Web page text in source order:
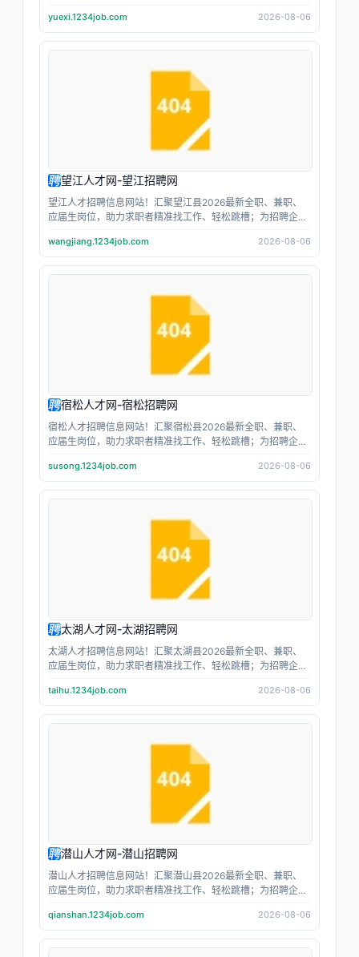
才，上主角跳动；让每个人都成为职场主角。
yuexi.1234job.com 2026-08-06
望江人才网-望江招聘网
望江人才招聘信息网站！汇聚望江县2026最新全职、兼职、
应届生岗位，助力求职者精准找工作、轻松跳槽；为招聘企业
才，上主角跳动；让每个人都成为职场主角。
wangjiang.1234job.com 2026-08-06
宿松人才网-宿松招聘网
宿松人才招聘信息网站！汇聚宿松县2026最新全职、兼职、
应届生岗位，助力求职者精准找工作、轻松跳槽；为招聘企业
才，上主角跳动；让每个人都成为职场主角。
susong.1234job.com 2026-08-06
太湖人才网-太湖招聘网
太湖人才招聘信息网站！汇聚太湖县2026最新全职、兼职、
应届生岗位，助力求职者精准找工作、轻松跳槽；为招聘企业
才，上主角跳动；让每个人都成为职场主角。
taihu.1234job.com 2026-08-06
潜山人才网-潜山招聘网
潜山人才招聘信息网站！汇聚潜山县2026最新全职、兼职、
应届生岗位，助力求职者精准找工作、轻松跳槽；为招聘企业
才，上主角跳动；让每个人都成为职场主角。
qianshan.1234job.com 2026-08-06